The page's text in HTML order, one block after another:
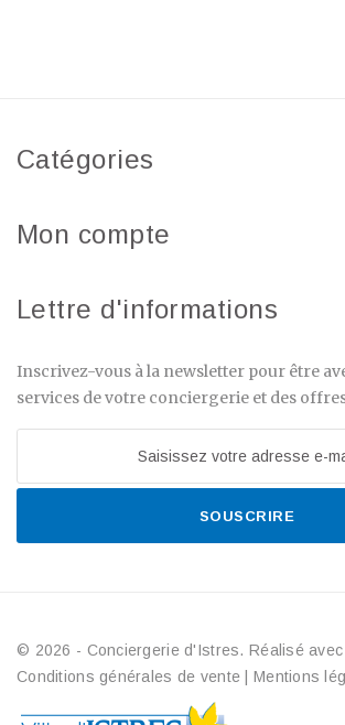
Catégories
Mon compte
Lettre d'informations
Inscrivez-vous à la newsletter pour être
services de votre conciergerie et des
SOUSCRIRE
© 2026 - Conciergerie d'Istres. Réalisé
Conditions générales de vente
Mentions